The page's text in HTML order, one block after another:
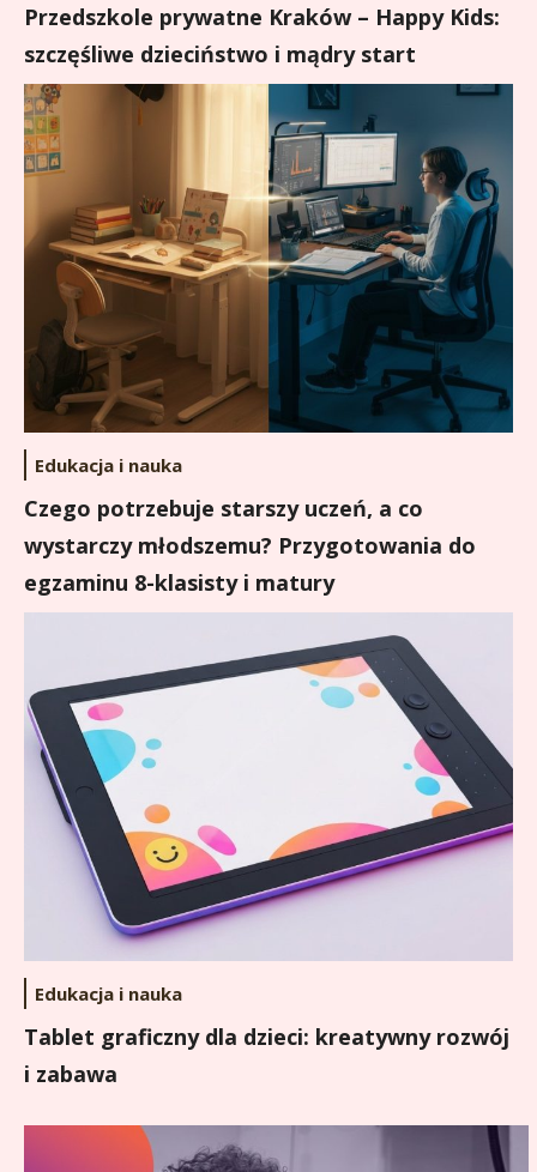
Przedszkole prywatne Kraków – Happy Kids:
szczęśliwe dzieciństwo i mądry start
Edukacja i nauka
Czego potrzebuje starszy uczeń, a co
wystarczy młodszemu? Przygotowania do
egzaminu 8-klasisty i matury
Edukacja i nauka
Tablet graficzny dla dzieci: kreatywny rozwój
i zabawa